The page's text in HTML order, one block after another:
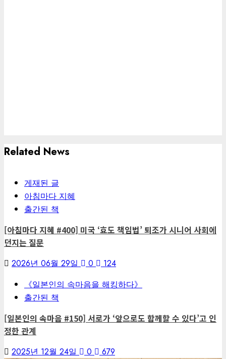
Related News
게재된 글
아침마다 지혜
출간된 책
[아침마다 지혜 #400] 미국 ‘효도 책임법’ 퇴조가 시니어 사회에
던지는 질문
2026년 06월 29일 0
124
《일본인의 속마음을 해킹하다》
출간된 책
[일본인의 속마음 #150] 서로가 ‘앞으로도 함께할 수 있다’고 인
정한 관계
2025년 12월 24일 0 679